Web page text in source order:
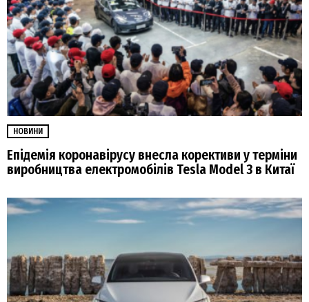
НОВИНИ
Епідемія коронавірусу внесла корективи у терміни
виробництва електромобілів Tesla Model 3 в Китаї